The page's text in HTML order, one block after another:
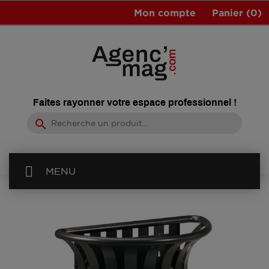
Panier (0)
Mon compte
Faites rayonner votre espace professionnel !
search
MENU